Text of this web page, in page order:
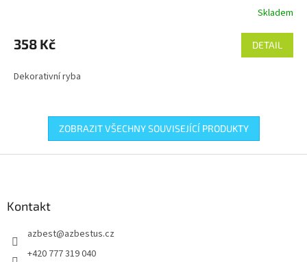
Skladem
358 Kč DETAIL
Dekorativní ryba
ZOBRAZIT VŠECHNY SOUVISEJÍCÍ PRODUKTY
Kontakt
azbest@azbestus.cz
+420 777 319 040